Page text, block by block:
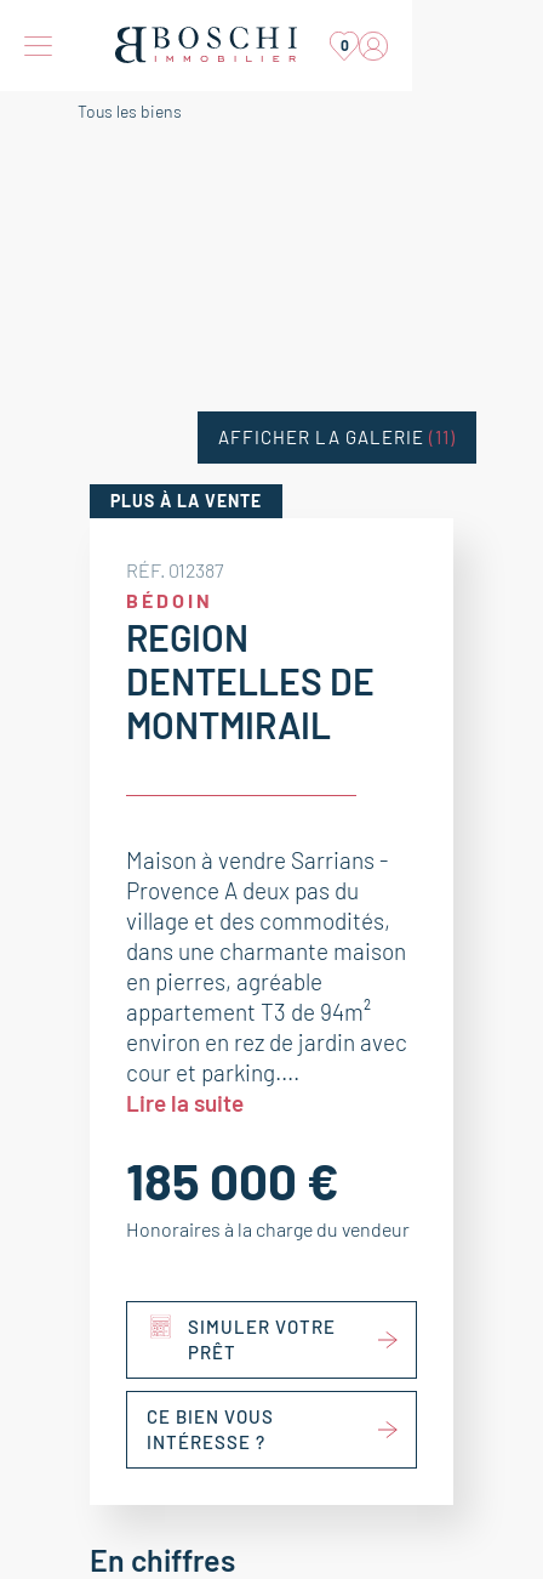
0
Tous les biens
PLUS À LA VENTE
RÉF. 012387
BÉDOIN
REGION
DENTELLES DE
MONTMIRAIL
Maison à vendre Sarrians -
Provence A deux pas du
village et des commodités,
dans une charmante maison
en pierres, agréable
appartement T3 de 94m²
environ en rez de jardin avec
cour et parking....
Lire la suite
185 000 €
Honoraires à la charge du vendeur
SIMULER VOTRE
PRÊT
CE BIEN VOUS
INTÉRESSE ?
AFFICHER LA GALERIE (11)
En chiffres